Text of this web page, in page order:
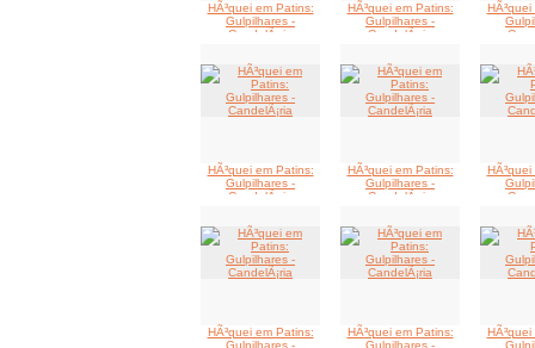
HÃ³quei em Patins:
Gulpilhares -
CandelÃ¡ria
HÃ³quei em Patins:
Gulpilhares -
CandelÃ¡ria
HÃ³quei em Patins:
Gulpilhares -
CandelÃ¡ria
HÃ³quei em Patins:
Gulpilhares -
CandelÃ¡ria
HÃ³quei em Patins:
Gulpilhares -
HÃ³quei em Patins:
Gulpilhares -